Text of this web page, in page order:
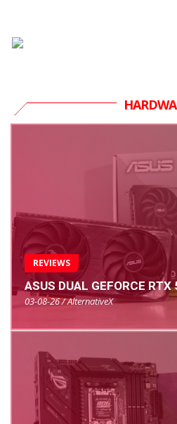
REVIEWS
ASUS DUAL GEFORCE
03-08-26 / AlternativeX